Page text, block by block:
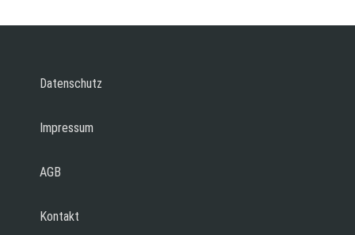
Datenschutz
Impressum
AGB
Kontakt